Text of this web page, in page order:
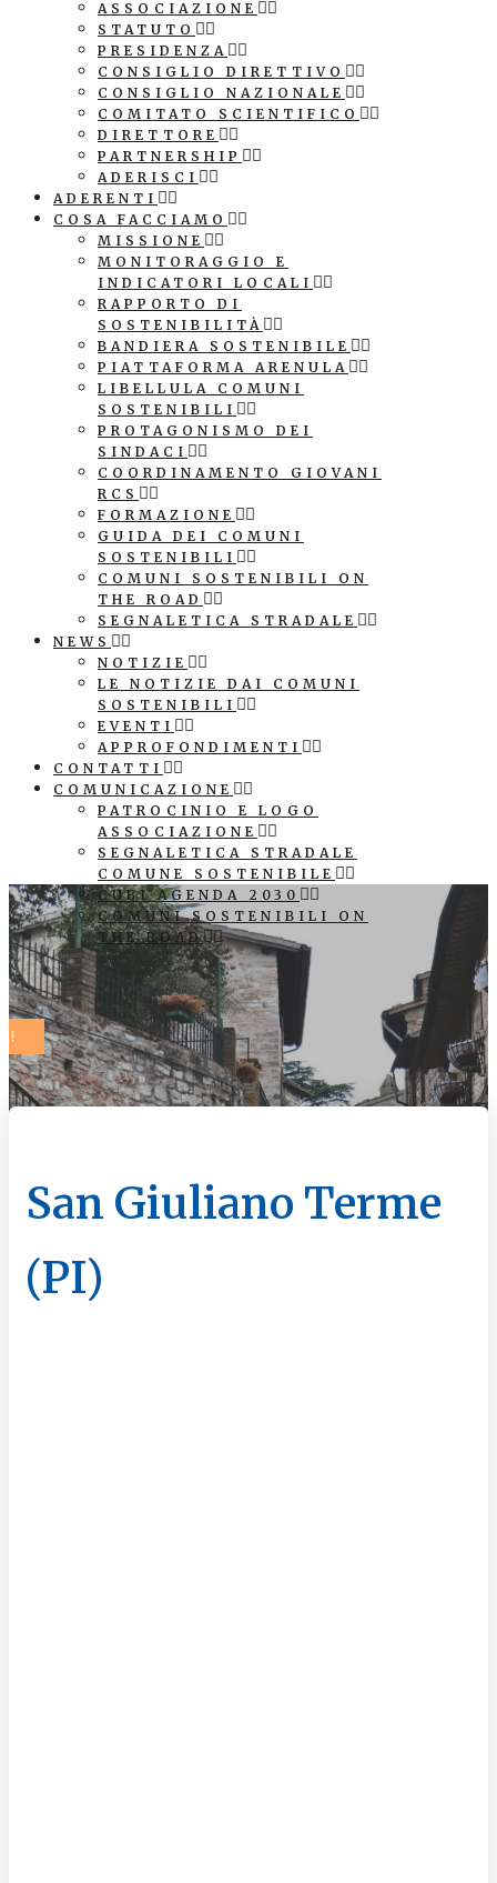
ASSOCIAZIONE
STATUTO
PRESIDENZA
CONSIGLIO DIRETTIVO
CONSIGLIO NAZIONALE
COMITATO SCIENTIFICO
DIRETTORE
PARTNERSHIP
ADERISCI
ADERENTI
COSA FACCIAMO
MISSIONE
MONITORAGGIO E
INDICATORI LOCALI
RAPPORTO DI
SOSTENIBILITÀ
BANDIERA SOSTENIBILE
PIATTAFORMA ARENULA
LIBELLULA COMUNI
SOSTENIBILI
PROTAGONISMO DEI
SINDACI
COORDINAMENTO GIOVANI
RCS
FORMAZIONE
GUIDA DEI COMUNI
SOSTENIBILI
COMUNI SOSTENIBILI ON
THE ROAD
SEGNALETICA STRADALE
NEWS
NOTIZIE
LE NOTIZIE DAI COMUNI
SOSTENIBILI
EVENTI
APPROFONDIMENTI
CONTATTI
COMUNICAZIONE
PATROCINIO E LOGO
ASSOCIAZIONE
SEGNALETICA STRADALE
COMUNE SOSTENIBILE
CUBI AGENDA 2030
COMUNI SOSTENIBILI ON
THE ROAD
San Giuliano Terme
(PI)